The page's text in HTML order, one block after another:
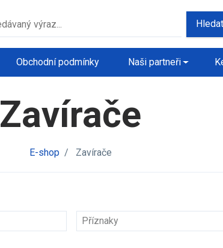
Hledat
Obchodní podmínky Naši partneři
Zavírače
E-shop / Zavírače
Příznaky